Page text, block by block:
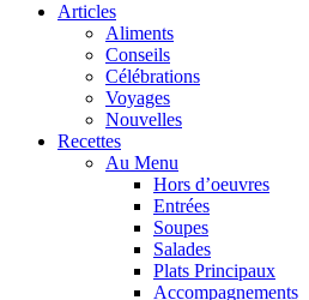
Articles
Aliments
Conseils
Célébrations
Voyages
Nouvelles
Recettes
Au Menu
Hors d’oeuvres
Entrées
Soupes
Salades
Plats Principaux
Accompagnements